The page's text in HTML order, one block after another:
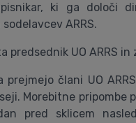
ki ga določi
ARRS.
predsednik UO ARRS in
prejmejo člani UO
Morebitne pripombe
pred sklicem